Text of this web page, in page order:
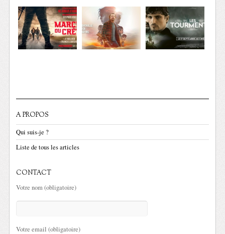
A PROPOS
Qui suis-je ?
Liste de tous les articles
CONTACT
Votre nom (obligatoire)
Votre email (obligatoire)